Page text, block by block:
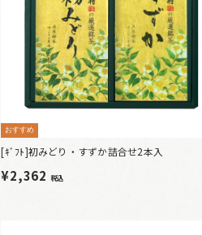
おすすめ
[ｷﾞﾌﾄ]初みどり・すずか詰合せ2本入
¥2,362 税込